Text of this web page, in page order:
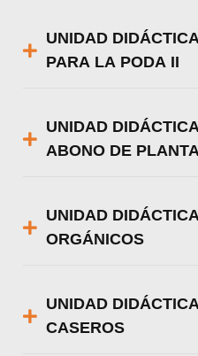
UNIDAD
PARA LA PODA II
UNIDAD
ABONO DE
UNIDAD
ORGÁNICOS
UNIDAD
CASEROS